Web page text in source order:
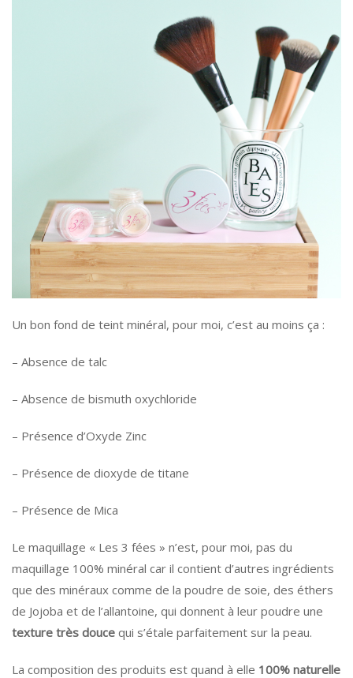
Un bon fond de teint minéral, pour moi, c’est au moins ça :
– Absence de talc
– Absence de bismuth oxychloride
– Présence d’Oxyde Zinc
– Présence de dioxyde de titane
– Présence de Mica
Le maquillage « Les 3 fées » n’est, pour moi, pas du
maquillage 100% minéral car il contient d’autres ingrédients
que des minéraux comme de la poudre de soie, des éthers
de Jojoba et de l’allantoine, qui donnent à leur poudre une
texture très douce qui s’étale parfaitement sur la peau.
La composition des produits est quand à elle 100% naturelle